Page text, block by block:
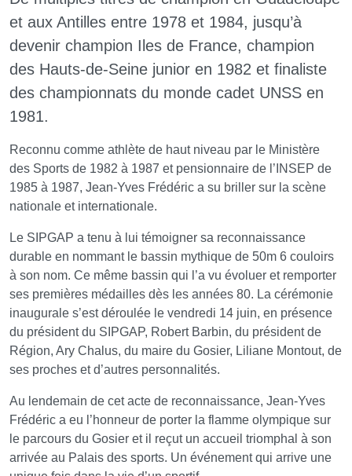
et aux Antilles entre 1978 et 1984, jusqu’à
devenir champion Iles de France, champion
des Hauts-de-Seine junior en 1982 et finaliste
des championnats du monde cadet UNSS en
1981.
Reconnu comme athlète de haut niveau par le Ministère
des Sports de 1982 à 1987 et pensionnaire de l’INSEP de
1985 à 1987, Jean-Yves Frédéric a su briller sur la scène
nationale et internationale.
Le SIPGAP a tenu à lui témoigner sa reconnaissance
durable en nommant le bassin mythique de 50m 6 couloirs
à son nom. Ce même bassin qui l’a vu évoluer et remporter
ses premières médailles dès les années 80. La cérémonie
inaugurale s’est déroulée le vendredi 14 juin, en présence
du président du SIPGAP, Robert Barbin, du président de
Région, Ary Chalus, du maire du Gosier, Liliane Montout, de
ses proches et d’autres personnalités.
Au lendemain de cet acte de reconnaissance, Jean-Yves
Frédéric a eu l’honneur de porter la flamme olympique sur
le parcours du Gosier et il reçut un accueil triomphal à son
arrivée au Palais des sports. Un événement qui arrive une